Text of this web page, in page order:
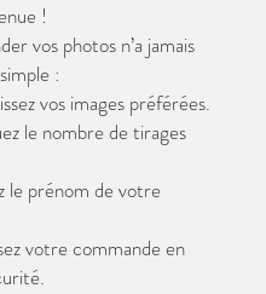
!
vos photos n’a jamais
:
vos images préférées.
le nombre de tirages
le prénom de votre
votre commande en